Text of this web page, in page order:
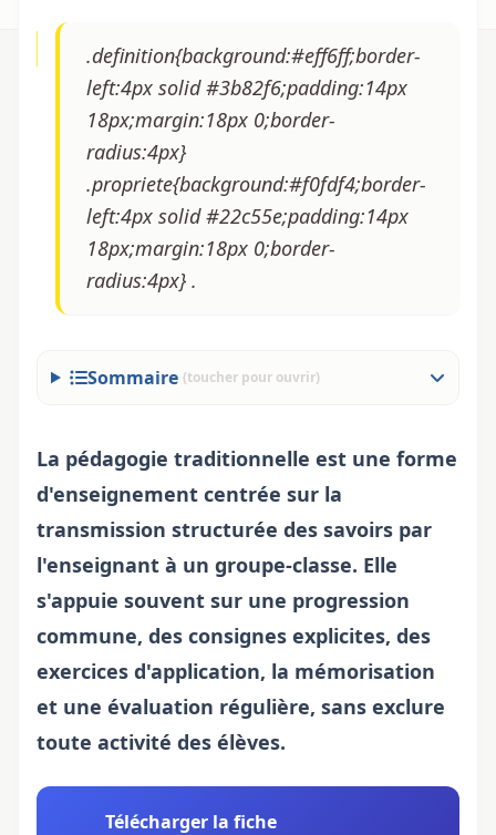
.definition{background:#eff6ff;border-
left:4px solid #3b82f6;padding:14px
18px;margin:18px 0;border-
radius:4px}
.propriete{background:#f0fdf4;border-
left:4px solid #22c55e;padding:14px
18px;margin:18px 0;border-
radius:4px} .
Sommaire (toucher pour ouvrir)
La pédagogie traditionnelle est une forme
d'enseignement centrée sur la
transmission structurée des savoirs par
l'enseignant à un groupe-classe. Elle
s'appuie souvent sur une progression
commune, des consignes explicites, des
exercices d'application, la mémorisation
et une évaluation régulière, sans exclure
toute activité des élèves.
Télécharger la fiche